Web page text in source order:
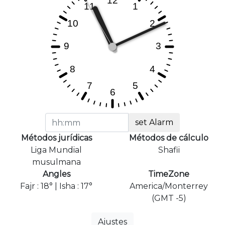
set Alarm
Métodos jurídicas
Liga Mundial
musulmana
Métodos de cálculo
Shafii
Angles
Fajr : 18° | Isha : 17°
TimeZone
America/Monterrey
(GMT -5)
Ajustes